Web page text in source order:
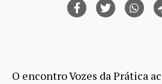
O encontro Vozes da Prática